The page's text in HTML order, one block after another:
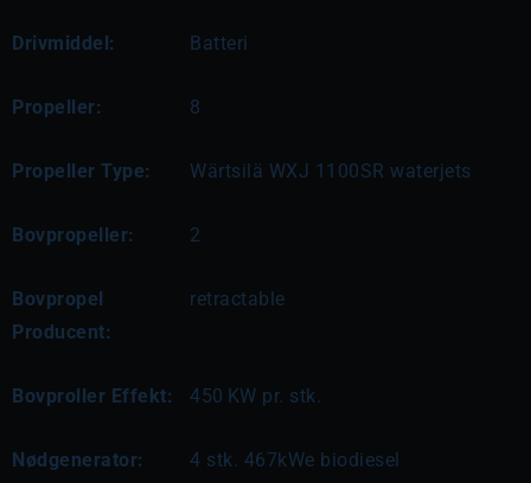
Drivmiddel: Batteri
Propeller: 8
Propeller Type: Wärtsilä WXJ 1100SR waterjets
Bovpropeller: 2
Bovpropel
Producent:
retractable
Bovproller Effekt: 450 KW pr. stk.
Nødgenerator: 4 stk. 467kWe biodiesel